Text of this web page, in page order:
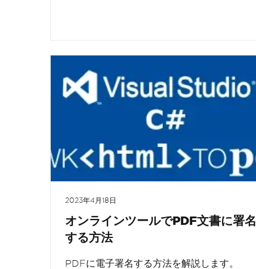
2023年4月18日
オンラインツールでPDF文書に署名
する方法
PDFに電子署名する方法を解説します。